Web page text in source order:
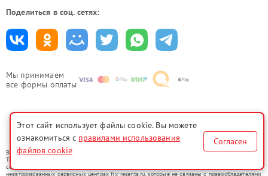
Мы принимаем
все формы оплаты
Поделиться в соц. сетях:
Политика конфиденциальности
Вся информация на сайте носит исключительно справочный характер.
Товарные знаки используются исключительно для описания устройств, в отношении которых
сервисные центры fix-resanta.ru предоставляют услуги по ремонту. Услуги оказываются в
неавторизованных сервисных центрах fix-resanta.ru, которые не связаны с правообладателями
Этот сайт использует файлы cookie. Вы можете
ознакомиться с правилами использования
файлов cookie
Согласен